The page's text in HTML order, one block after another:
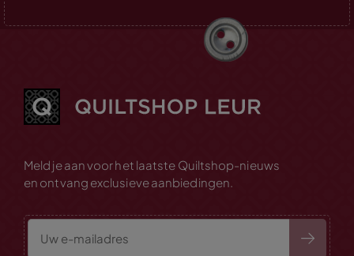
Meld je aan voor het laatste Quiltshop-nieuws
en ontvang exclusieve aanbiedingen.